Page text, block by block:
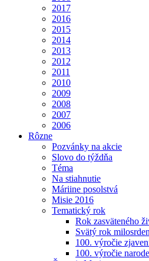
2017
2016
2015
2014
2013
2012
2011
2010
2009
2008
2007
2006
Rôzne
Pozvánky na akcie
Slovo do týždňa
Téma
Na stiahnutie
Máriine posolstvá
Misie 2016
Tematický rok
Rok zasväteného
Svätý rok
100. výročie
100. výročie